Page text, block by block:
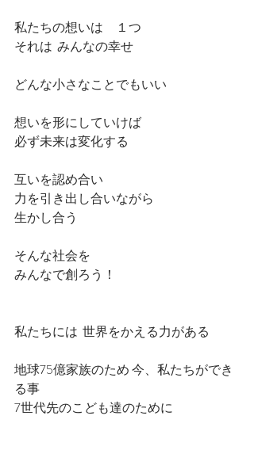
私たちの想いは　１つ
それは  みんなの幸せ
どんな小さなことでもいい
想いを形にしていけば
必ず未来は変化する
互いを認め合い
力を引き出し合いながら
生かし合う
そんな社会を
みんなで創ろう！
私たちには  世界をかえる力がある
地球75億家族のため 今、私たちができ
る事
7世代先のこども達のために